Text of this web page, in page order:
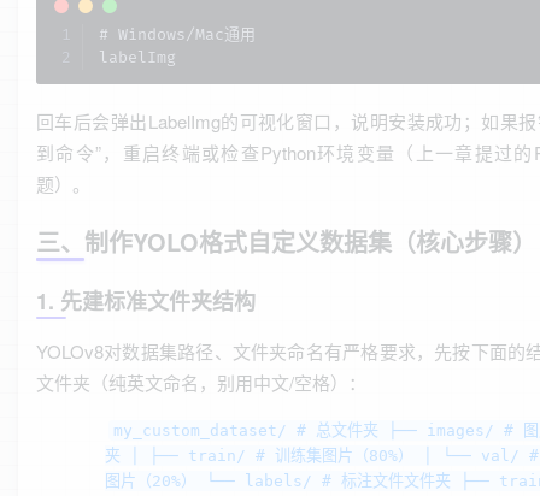
# Windows/Mac通用
labelImg
回车后会弹出LabelImg的可视化窗口，说明安装成功；如果报
到命令”，重启终端或检查Python环境变量（上一章提过的
题）。
三、制作YOLO格式自定义数据集（核心步骤）
1. 先建标准文件夹结构
YOLOv8对数据集路径、文件夹命名有严格要求，先按下面的
文件夹（纯英文命名，别用中文/空格）：
my_custom_dataset/ # 总文件夹 ├── images/ # 图
夹 │ ├── train/ # 训练集图片（80%） │ └── val/ #
图片（20%） └── labels/ # 标注文件文件夹 ├──